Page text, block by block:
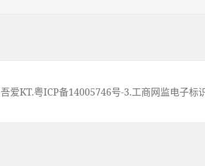
吾爱KT.粤ICP备14005746号-3.工商网监电子标